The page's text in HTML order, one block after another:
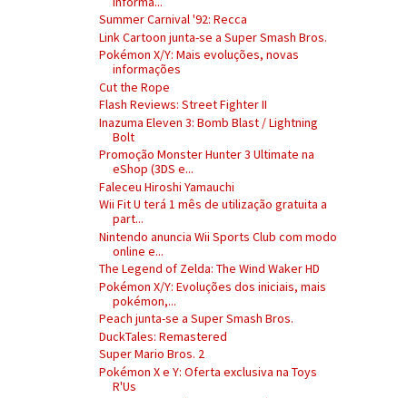
Summer Carnival '92: Recca
Link Cartoon junta-se a Super Smash Bros.
Pokémon X/Y: Mais evoluções, novas
informações
Cut the Rope
Flash Reviews: Street Fighter II
Inazuma Eleven 3: Bomb Blast / Lightning
Bolt
Promoção Monster Hunter 3 Ultimate na
eShop (3DS e...
Faleceu Hiroshi Yamauchi
Wii Fit U terá 1 mês de utilização gratuita a
part...
Nintendo anuncia Wii Sports Club com modo
online e...
The Legend of Zelda: The Wind Waker HD
Pokémon X/Y: Evoluções dos iniciais, mais
pokémon,...
Peach junta-se a Super Smash Bros.
DuckTales: Remastered
Super Mario Bros. 2
Pokémon X e Y: Oferta exclusiva na Toys
R'Us